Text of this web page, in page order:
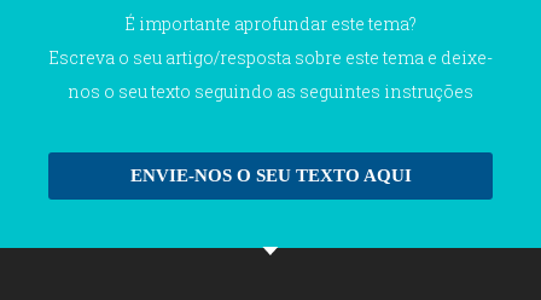
É importante aprofundar este tema?
Escreva o seu artigo/resposta sobre este tema e deixe-
nos o seu texto seguindo as seguintes instruções
ENVIE-NOS O SEU TEXTO AQUI